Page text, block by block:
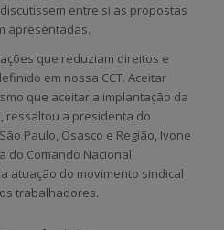
entre si as propostas
apresentadas.
que reduziam direitos e
em nossa CCT. Aceitar
que aceitar a implantação da
ressaltou a presidenta do
Paulo, Osasco e Região, Ivone
do Comando Nacional,
atuação do movimento sindical
trabalhadores.